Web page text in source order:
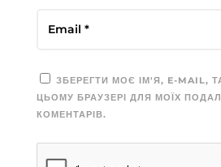
ЗБЕРЕГТИ МОЄ ІМ'Я, E-MAIL,
ЦЬОМУ БРАУЗЕРІ ДЛЯ МОЇХ
КОМЕНТАРІВ.